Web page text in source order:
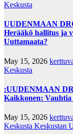
Keskusta
UUDENMAAN
Herääkö hallitus ja
Uuttamaata?
May 15, 2026
Keskusta
:UUDENMAAN
Kaikkonen: Vauhtia
May 15, 2026
Keskusta Keskustan